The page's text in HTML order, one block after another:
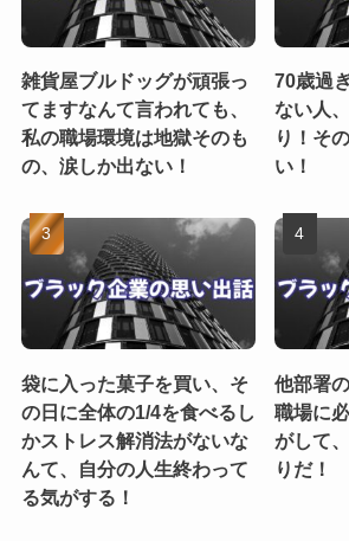
雑貨屋ブルドッグが頑張っ
てますなんて言われても、
私の職場環境は地獄そのも
の、涙しか出ない！
70歳過
ない人
り！そ
い！
袋に入った菓子を買い、そ
の日に全体の1/4を食べるし
かストレス解消法がないな
んて、自分の人生終わって
る気がする！
他部署
職場に
がして
りだ！